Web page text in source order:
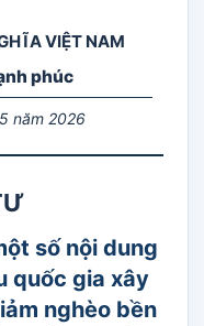
VIỆT NAM
phúc
năm 2026
số nội dung
quốc gia xây
nghèo bền